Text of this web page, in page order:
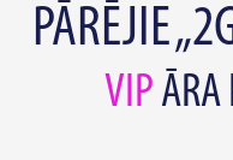
PĀRĒJIE
VIP ĀRA